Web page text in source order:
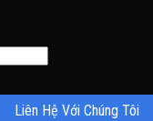
Liên Hệ Với Chúng Tôi